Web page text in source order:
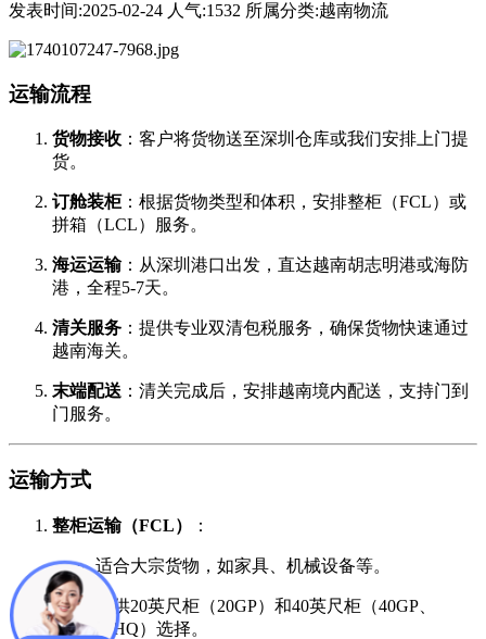
发表时间:2025-02-24 人气:1532 所属分类:越南物流
运输流程
货物接收 ：客户将货物送至深圳仓库或我们安排上门提
货。
订舱装柜：根据货物类型和体积，安排整柜（FCL）或
拼箱（LCL）服务。
海运运输：从深圳港口出发，直达越南胡志明港或海防
港，全程5-7天。
清关服务 ：提供专业双清包税服务，确保货物快速通过
越南海关。
末端配送 ：清关完成后，安排越南境内配送，支持门到
门服务。
运输方式
整柜运输（FCL） ：
适合大宗货物，如家具、机械设备等。
提供20英尺柜（20GP）和40英尺柜（40GP、
40HQ）选择。